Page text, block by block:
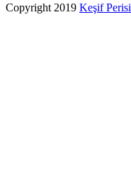
Copyright 2019 Keşif Perisi